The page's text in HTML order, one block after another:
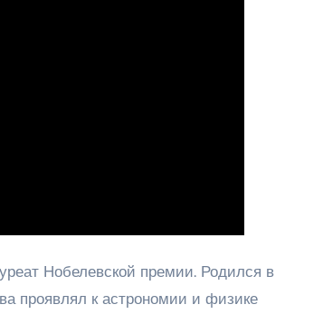
Нобелевской премии. Родился в
проявлял к астрономии и физике